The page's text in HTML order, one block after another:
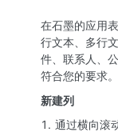
在石墨的应用
行文本、多行
件、联系人、
符合您的要求。
新建列
通过横向滚